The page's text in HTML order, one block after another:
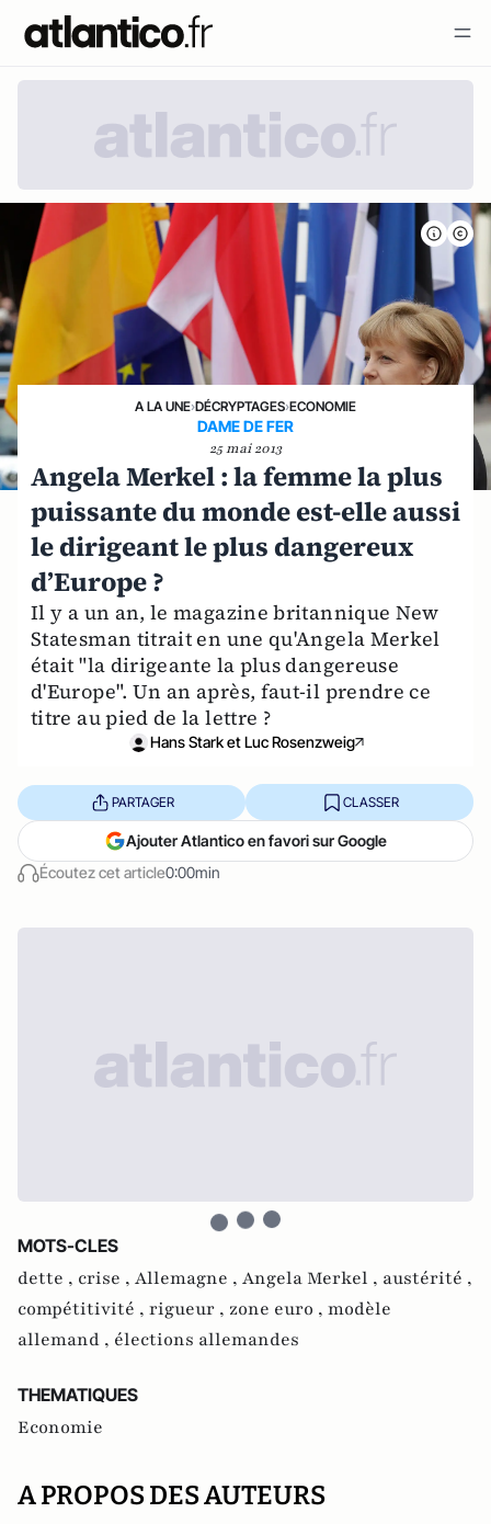
A LA UNE›DÉCRYPTAGES›ECONOMIE
DAME DE FER
25 mai 2013
Angela Merkel : la femme la plus
puissante du monde est-elle aussi
le dirigeant le plus dangereux
d’Europe ?
Il y a un an, le magazine britannique New
Statesman titrait en une qu'Angela Merkel
était "la dirigeante la plus dangereuse
d'Europe". Un an après, faut-il prendre ce
titre au pied de la lettre ?
Hans Stark et Luc Rosenzweig
Écoutez cet article0:00min
PARTAGER CLASSER
Ajouter Atlantico en favori sur Google
MOTS-CLES
dette , crise , Allemagne , Angela Merkel , austérité ,
compétitivité , rigueur , zone euro , modèle
allemand , élections allemandes
THEMATIQUES
Economie
A PROPOS DES AUTEURS